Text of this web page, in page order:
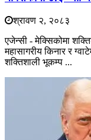
श्रावण २, २०८३
एजेन्सी - मेक्सिकोमा
महासागरीय किनार र
शक्तिशाली भूकम्प ...